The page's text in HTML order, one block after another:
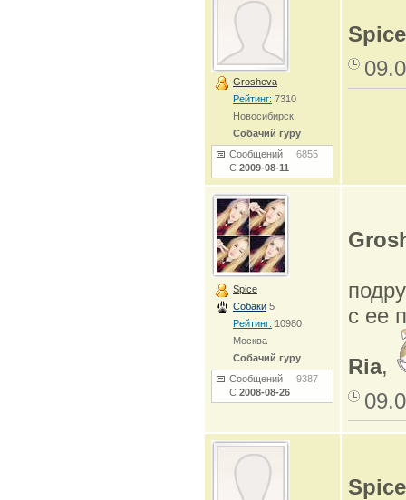
Grosheva
Рейтинг: 7310
Новосибирск
Собачий гуру
Сообщений 6855
С 2009-08-11
Spice
Spice
Собаки 5
Рейтинг: 10980
Москва
Собачий гуру
Сообщений 9387
С 2008-08-26
с ее
Ria,
Spice